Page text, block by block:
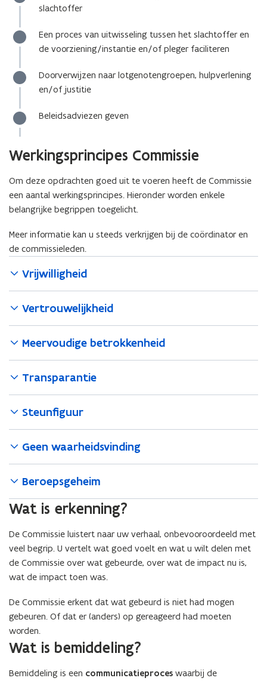
slachtoffer
Een proces van uitwisseling tussen het slachtoffer en
de voorziening/instantie en/of pleger faciliteren
Doorverwijzen naar lotgenotengroepen, hulpverlening
en/of justitie
Beleidsadviezen geven
Werkingsprincipes Commissie
Om deze opdrachten goed uit te voeren heeft de Commissie
een aantal werkingsprincipes. Hieronder worden enkele
belangrijke begrippen toegelicht.
Meer informatie kan u steeds verkrijgen bij de coördinator en
de commissieleden.
Vrijwilligheid
Vertrouwelijkheid
Meervoudige betrokkenheid
Transparantie
Steunfiguur
Geen waarheidsvinding
Beroepsgeheim
Wat is erkenning?
De Commissie luistert naar uw verhaal, onbevooroordeeld met
veel begrip. U vertelt wat goed voelt en wat u wilt delen met
de Commissie over wat gebeurde, over wat de impact nu is,
wat de impact toen was.
De Commissie erkent dat wat gebeurd is niet had mogen
gebeuren. Of dat er (anders) op gereageerd had moeten
worden.
Wat is bemiddeling?
Bemiddeling is een communicatieproces waarbij de